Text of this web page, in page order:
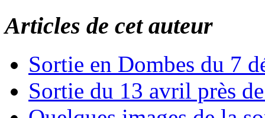
Articles de cet auteur
Sortie en Dombes du 7
Sortie du 13 avril près